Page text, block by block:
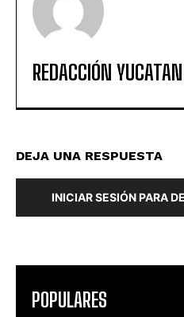
REDACCIÓN
DEJA UNA RESPUESTA
INICIAR SESIÓN PARA
POPULARES